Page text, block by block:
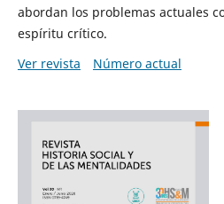
abordan los problemas actuales
espíritu crítico.
Ver revista
Número actual